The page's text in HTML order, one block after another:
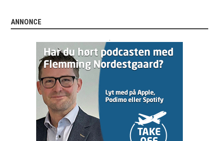
ANNONCE
.